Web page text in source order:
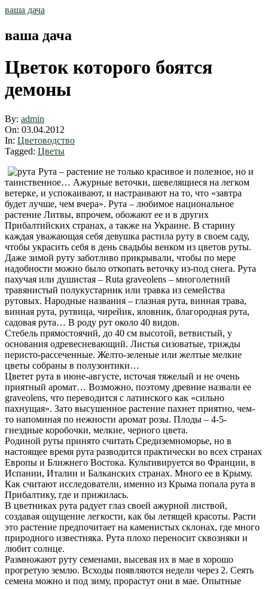
Skip
ваша дача
ваша дача
Цветок которого боятся
демоны
By: admin
On: 03.04.2012
In: Цветоводство
Tagged: Цветы
Рута – растение не только красивое и полезное, но и
таинственное… Ажурные веточки, шевелящиеся на легком
ветерке, и успокаивают, и настраивают на то, что «завтра
будет лучше, чем вчера». Рута – любимое национальное
растение Литвы, впрочем, обожают ее и в других
Прибалтийских странах, а также на Украине. В старину
каждая уважающая себя девушка растила руту в своем саду,
чтобы украсить себя в день свадьбы венком из цветов руты.
Даже зимой руту заботливо прикрывали, чтобы по мере
надобности можно было откопать веточку из-под снега. Рута
пахучая или душистая – Ruta graveolens – многолетний
травянистый полукустарник или травка из семейства
рутовых. Народные названия – глазная рута, винная трава,
винная рута, рутвица, чирейик, яловник, благородная рута,
садовая рута… В роду рут около 40 видов.
Стебель прямостоячий, до 40 см высотой, ветвистый, у
основания одревесневающий. Листья сизоватые, трижды
перисто-рассеченные. Желто-зеленые или желтые мелкие
цветы собраны в полузонтики…
Цветет рута в июне-августе, источая тяжелый и не очень
приятный аромат… Возможно, поэтому древние назвали ее
graveolens, что переводится с латинского как «сильно
пахнущая». Зато высушенное растение пахнет приятно, чем-
то напоминая по нежности аромат розы. Плоды – 4-5-
гнездные коробочки, мелкие, черного цвета.
Родиной руты принято считать Средиземноморье, но в
настоящее время рута разводится практически во всех странах
Европы и Ближнего Востока. Культивируется во Франции, в
Испании, Италии и Балканских странах. Много ее в Крыму.
Как считают исследователи, именно из Крыма попала рута в
Прибалтику, где и прижилась.
В цветниках рута радует глаз своей ажурной листвой,
создавая ощущение легкости, как бы летящей красоты. Расти
это растение предпочитает на каменистых склонах, где много
природного известняка. Рута плохо переносит сквозняки и
любит солнце.
Размножают руту семенами, высевая их в мае в хорошо
прогретую землю. Всходы появляются недели через 2. Сеять
семена можно и под зиму, прорастут они в мае. Опытные